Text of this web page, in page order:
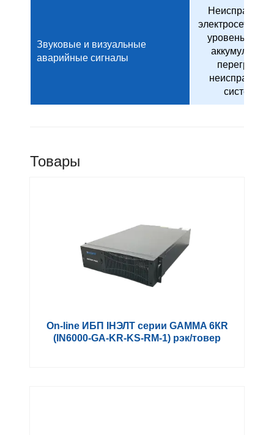
Звуковые и визуальные
аварийные сигналы
электросети,
уровень
перегрузка,
системы
Товары
On-line ИБП IНЭЛТ серии GAMMA 6КR
(IN6000-GA-KR-KS-RM-1) рэк/товер